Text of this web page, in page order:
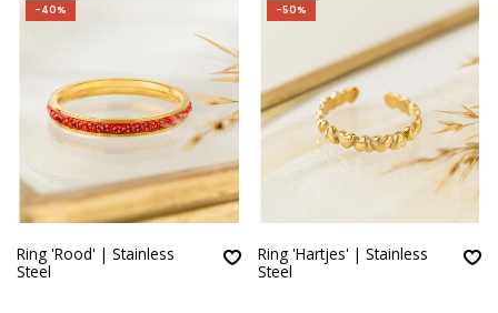
-40%
Ring 'Rood' | Stainless
Steel
-50%
Ring 'Hartjes' | Stainless
Steel